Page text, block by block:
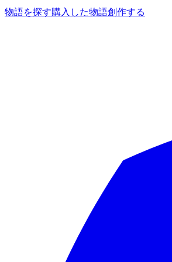
物語を探す購入した物語創作する